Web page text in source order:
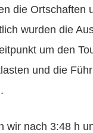
die Ortschaften
wurden die
um den
und die
wir nach 3:48 h